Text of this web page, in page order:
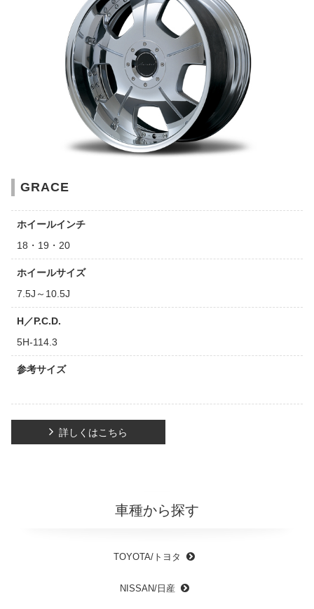
GRACE
ホイールインチ
18・19・20
ホイールサイズ
7.5J～10.5J
H／P.C.D.
5H-114.3
参考サイズ
詳しくはこちら
車種から探す
TOYOTA/トヨタ
NISSAN/日産